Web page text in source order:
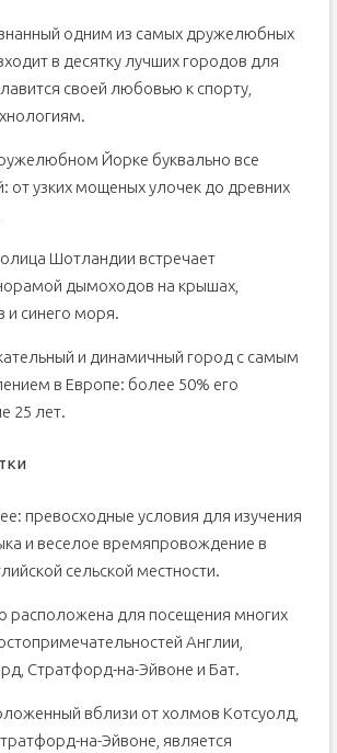
одним из самых дружелюбных
в десятку лучших городов для
своей любовью к спорту,
Йорке буквально все
от узких мощеных улочек до древних
Шотландии встречает
дымоходов на крышах,
и синего моря.
и динамичный город с самым
в Европе: более 50% его
25 лет.
превосходные условия для изучения
и веселое времяпровождение в
сельской местности.
расположена для посещения многих
Англии,
Стратфорд-на-Эйвоне и Бат.
вблизи от холмов Котсуолд,
на-Эйвоне, является